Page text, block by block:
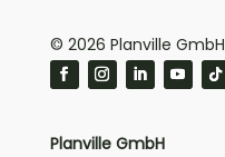
© 2026 Planville GmbH
Planville GmbH